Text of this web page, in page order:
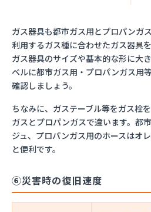
ガス器具も都市ガス用とプロパンガ
利用するガス種に合わせたガス器具
ガス器具のサイズや基本的な形に大
ベルに都市ガス用・プロパンガス用
確認しましょう。
ちなみに、ガステーブル等をガス栓
ガスとプロパンガスで違います。都
ジュ、プロパンガス用のホースはオ
と便利です。
⑥災害時の復旧速度